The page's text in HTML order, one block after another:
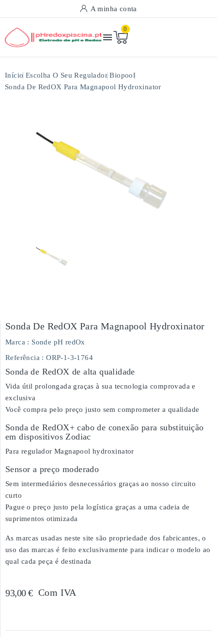
A minha conta

0
Início Escolha O Seu Regulador Biopool
Sonda De RedOX Para Magnapool Hydroxinator
Sonda De RedOX Para Magnapool Hydroxinator
Marca : Sonde pH redOx
Referência : ORP-1-3-1764
Sonda de RedOX de alta qualidade
Vida útil prolongada graças à sua tecnologia comprovada e
exclusiva
Você compra pelo preço justo sem comprometer a qualidade
Sonda de RedOX+ cabo de conexão para substituição
em dispositivos Zodiac
Para regulador Magnapool hydroxinator
Sensor a preço moderado
Sem intermediários desnecessários graças ao nosso circuito
curto
Pague o preço justo pela logística graças a uma cadeia de
suprimentos otimizada
As marcas usadas neste site são propriedade dos fabricantes, o
uso das marcas é feito exclusivamente para indicar o modelo ao
qual cada peça é destinada
93,00 € Com IVA